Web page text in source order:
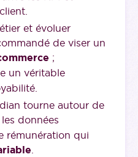
et évoluer
de viser un
;
un véritable
tourne autour de
données
rémunération qui